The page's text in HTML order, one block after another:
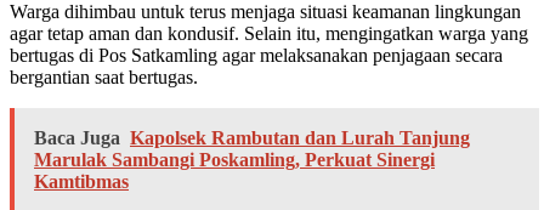
Warga dihimbau untuk terus menjaga situasi keamanan lingkungan
agar tetap aman dan kondusif. Selain itu, mengingatkan warga yang
bertugas di Pos Satkamling agar melaksanakan penjagaan secara
bergantian saat bertugas.
Baca Juga Kapolsek Rambutan dan Lurah Tanjung
Marulak Sambangi Poskamling, Perkuat Sinergi
Kamtibmas